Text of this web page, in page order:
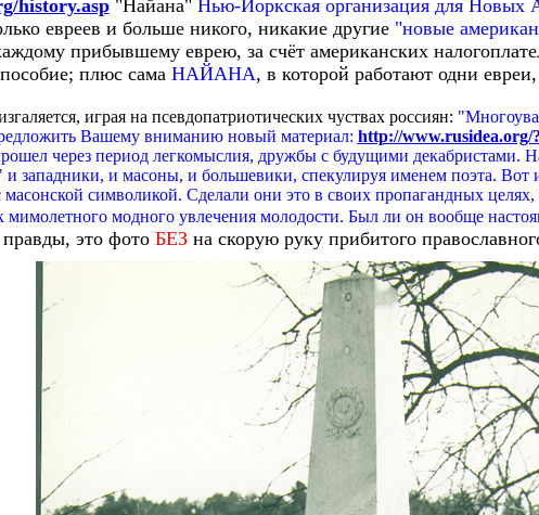
history.asp"Найана"Нью-Йоркская организация для Новых
евреев и больше никого, никакие другие "новые
прибывшему еврею, за счёт американских
плюс сама НАЙАНА, в которой работают одни
играя на псевдопатриотических чуствах россиян:
Вашему вниманию новый материал: http://www.rusidea.org/
через период легкомыслия, дружбы с будущими декабристами.
западники, и масоны, и большевики, спекулируя именем поэта. Вот
масонской символикой. Сделали они это в своих пропагандных
мимолетного модного увлечения молодости. Был ли он вообще
правды, это фото БЕЗна скорую руку прибитого